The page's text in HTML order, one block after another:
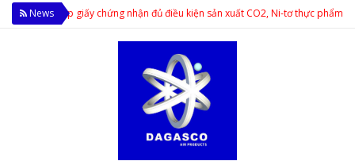
News
cấp giấy chứng nhận đủ điều kiện sản xuất CO2, Ni-tơ thực phẩm; Cung